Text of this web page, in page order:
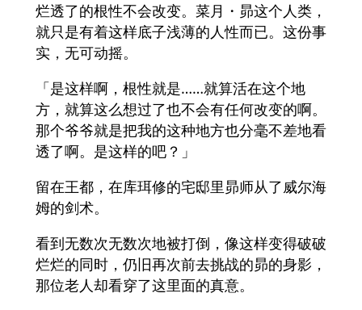
烂透了的根性不会改变。菜月・昴这个人类，
就只是有着这样底子浅薄的人性而已。这份事
实，无可动摇。
「是这样啊，根性就是……就算活在这个地
方，就算这么想过了也不会有任何改变的啊。
那个爷爷就是把我的这种地方也分毫不差地看
透了啊。是这样的吧？」
留在王都，在库珥修的宅邸里昴师从了威尔海
姆的剑术。
看到无数次无数次地被打倒，像这样变得破破
烂烂的同时，仍旧再次前去挑战的昴的身影，
那位老人却看穿了这里面的真意。